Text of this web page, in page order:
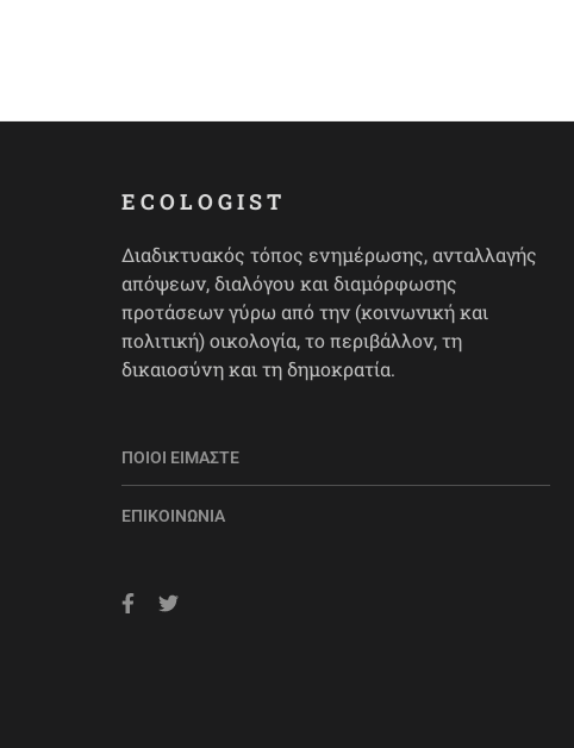
ECOLOGIST
Διαδικτυακός τόπος ενημέρωσης, ανταλλαγής
απόψεων, διαλόγου και διαμόρφωσης
προτάσεων γύρω από την (κοινωνική και
πολιτική) οικολογία, το περιβάλλον, τη
δικαιοσύνη και τη δημοκρατία.
ΠΟΙΟΙ ΕΊΜΑΣΤΕ
ΕΠΙΚΟΙΝΩΝΊΑ